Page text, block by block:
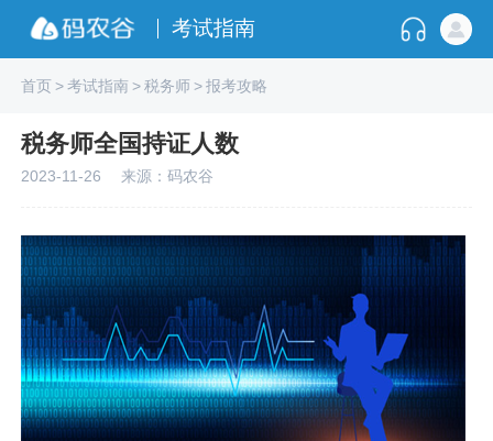
考试指南
首页>考试指南>税务师>报考攻略
税务师全国持证人数
2023-11-26 来源：码农谷